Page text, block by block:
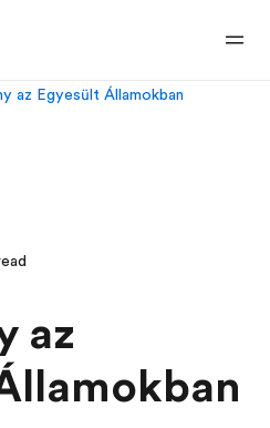
az Egyesült Államokban
az